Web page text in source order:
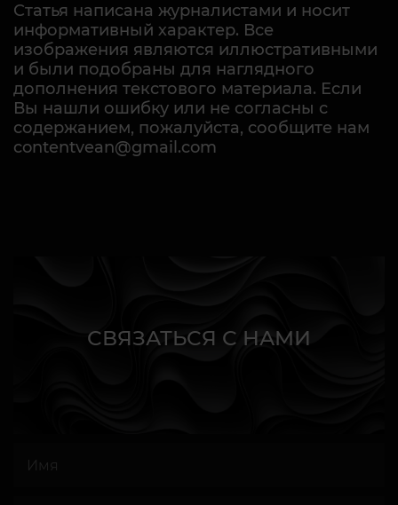
Статья написана журналистами и носит
информативный характер. Все
изображения являются иллюстративными
и были подобраны для наглядного
дополнения текстового материала. Если
Вы нашли ошибку или не согласны с
содержанием, пожалуйста, сообщите нам
contentvean@gmail.com
СВЯЗАТЬСЯ С НАМИ